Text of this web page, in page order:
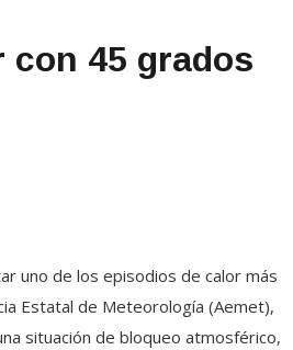
45 grados
uno de los episodios de calor más
Estatal de Meteorología (Aemet),
situación de bloqueo atmosférico,